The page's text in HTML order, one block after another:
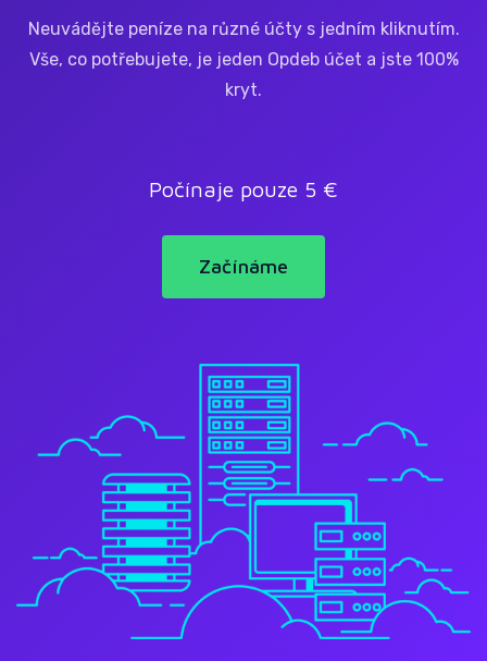
Neuvádějte peníze na různé účty s jedním kliknutím.
Vše, co potřebujete, je jeden Opdeb účet a jste 100%
kryt.
Počínaje pouze 5 €
Začínáme